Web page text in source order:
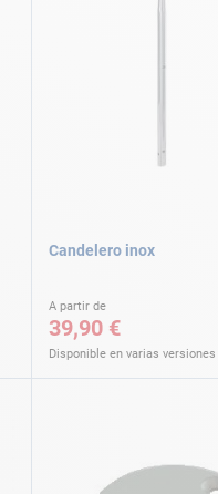
Candelero inox
A partir de
39,90 €
Disponible en varias versiones